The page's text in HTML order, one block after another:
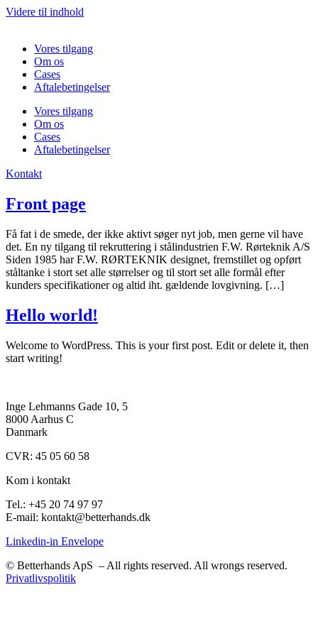
Videre til indhold
Vores tilgang
Om os
Cases
Aftalebetingelser
Vores tilgang
Om os
Cases
Aftalebetingelser
Kontakt
Front page
Få fat i de smede, der ikke aktivt søger nyt job, men gerne vil have
det. En ny tilgang til rekruttering i stålindustrien F.W. Rørteknik A/S
Siden 1985 har F.W. RØRTEKNIK designet, fremstillet og opført
ståltanke i stort set alle størrelser og til stort set alle formål efter
kunders specifikationer og altid iht. gældende lovgivning. […]
Hello world!
Welcome to WordPress. This is your first post. Edit or delete it, then
start writing!
Inge Lehmanns Gade 10, 5
8000 Aarhus C
Danmark
CVR: 45 05 60 58
Kom i kontakt
Tel.: +45 20 74 97 97
E-mail: kontakt@betterhands.dk
Linkedin-in Envelope
© Betterhands ApS – All rights reserved. All wrongs reserved.
Privatlivspolitik